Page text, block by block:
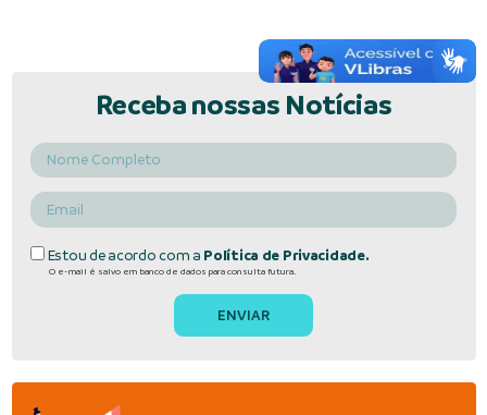
Receba nossas Notícias
Estou de acordo com a Política de Privacidade.
O e-mail é salvo em banco de dados para consulta futura.